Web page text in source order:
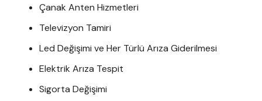
Çanak Anten Hizmetleri
Televizyon Tamiri
Led Değişimi ve Her Türlü Arıza Giderilmesi
Elektrik Arıza Tespit
Sigorta Değişimi